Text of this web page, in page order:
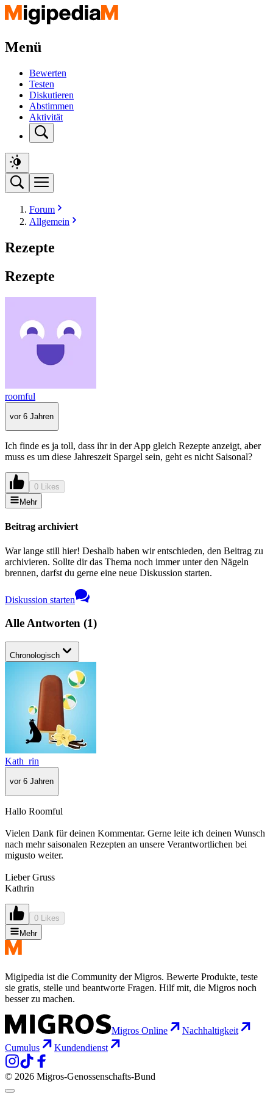
Menü
Bewerten
Testen
Diskutieren
Abstimmen
Aktivität
Forum
Allgemein
Rezepte
Rezepte
roomful
vor 6 Jahren
Ich finde es ja toll, dass ihr in der App gleich Rezepte anzeigt, aber
muss es um diese Jahreszeit Spargel sein, geht es nicht Saisonal?
0 Likes
Mehr
Beitrag archiviert
War lange still hier! Deshalb haben wir entschieden, den Beitrag zu
archivieren. Sollte dir das Thema noch immer unter den Nägeln
brennen, darfst du gerne eine neue Diskussion starten.
Diskussion starten
Alle Antworten (1)
Chronologisch
Kath_rin
vor 6 Jahren
Hallo Roomful
Vielen Dank für deinen Kommentar. Gerne leite ich deinen Wunsch
nach mehr saisonalen Rezepten an unsere Verantwortlichen bei
migusto weiter.
Lieber Gruss
Kathrin
0 Likes
Mehr
Migipedia ist die Community der Migros. Bewerte Produkte, teste
sie gratis, stelle und beantworte Fragen. Hilf mit, die Migros noch
besser zu machen.
Migros Online
Nachhaltigkeit
Cumulus
Kundendienst
© 2026 Migros-Genossenschafts-Bund